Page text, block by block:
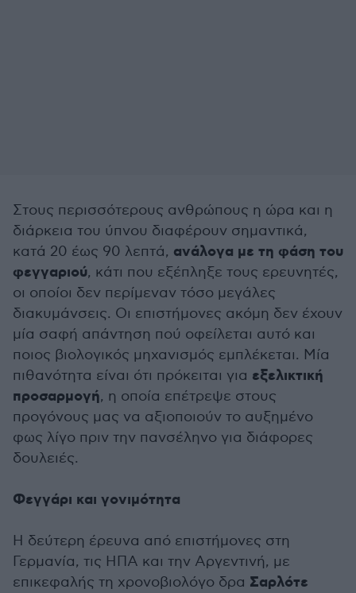
Στους περισσότερους ανθρώπους η ώρα και η
διάρκεια του ύπνου διαφέρουν σημαντικά,
κατά 20 έως 90 λεπτά, ανάλογα με τη φάση του
φεγγαριού, κάτι που εξέπληξε τους ερευνητές,
οι οποίοι δεν περίμεναν τόσο μεγάλες
διακυμάνσεις. Οι επιστήμονες ακόμη δεν έχουν
μία σαφή απάντηση πού οφείλεται αυτό και
ποιος βιολογικός μηχανισμός εμπλέκεται. Μία
πιθανότητα είναι ότι πρόκειται για εξελικτική
προσαρμογή, η οποία επέτρεψε στους
προγόνους μας να αξιοποιούν το αυξημένο
φως λίγο πριν την πανσέληνο για διάφορες
δουλειές.
Φεγγάρι και γονιμότητα
Η δεύτερη έρευνα από επιστήμονες στη
Γερμανία, τις ΗΠΑ και την Αργεντινή, με
επικεφαλής τη χρονοβιολόγο δρα Σαρλότε